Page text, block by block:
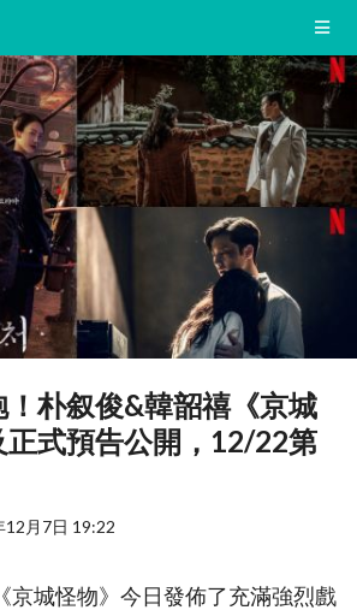
朴叙俊&韓韶禧《京城
正式預告公開，12/22第
12月7日 19:22
京城怪物》今日發佈了充滿強烈戲